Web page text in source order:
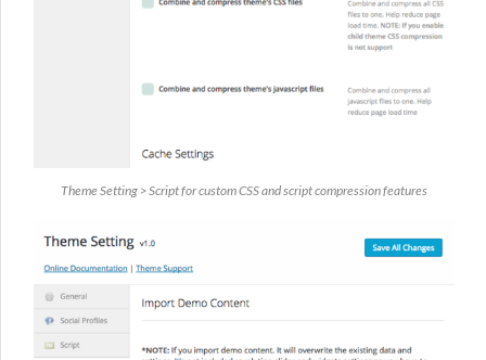
Theme Setting > Script for custom CSS and script compression features